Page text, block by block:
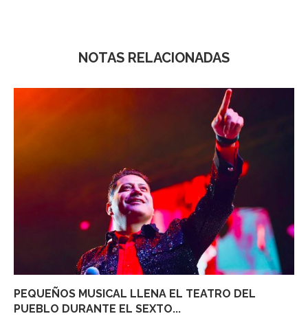
NOTAS RELACIONADAS
PEQUEÑOS MUSICAL LLENA EL TEATRO DEL
PUEBLO DURANTE EL SEXTO...